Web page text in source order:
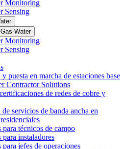
Monitoring
Sensing
Water
Monitoring
Sensing
puesta en marcha de estaciones base
Contractor Solutions
de redes de cobre y
servicios de banda ancha en
para técnicos de campo
para instaladores
para jefes de operaciones